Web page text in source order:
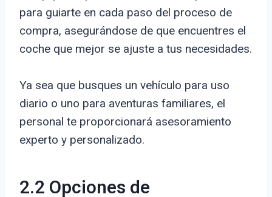
para guiarte en cada paso del proceso de
compra, asegurándose de que encuentres el
coche que mejor se ajuste a tus necesidades.
Ya sea que busques un vehículo para uso
diario o uno para aventuras familiares, el
personal te proporcionará asesoramiento
experto y personalizado.
2.2 Opciones de